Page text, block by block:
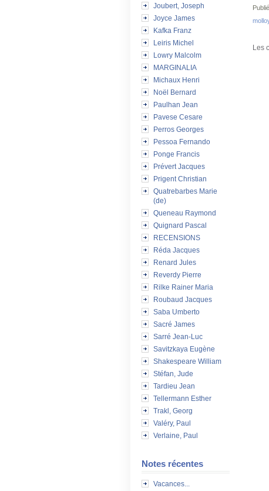
Joubert, Joseph
Joyce James
Kafka Franz
Leiris Michel
Lowry Malcolm
MARGINALIA
Michaux Henri
Noël Bernard
Paulhan Jean
Pavese Cesare
Perros Georges
Pessoa Fernando
Ponge Francis
Prévert Jacques
Prigent Christian
Quatrebarbes Marie
(de)
Queneau Raymond
Quignard Pascal
RECENSIONS
Réda Jacques
Renard Jules
Reverdy Pierre
Rilke Rainer Maria
Roubaud Jacques
Saba Umberto
Sacré James
Sarré Jean-Luc
Savitzkaya Eugène
Shakespeare William
Stéfan, Jude
Tardieu Jean
Tellermann Esther
Trakl, Georg
Valéry, Paul
Verlaine, Paul
Notes récentes
Vacances...
Les